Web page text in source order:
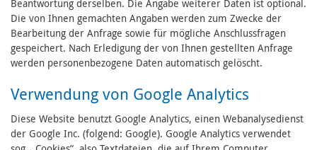
Beantwortung derselben. Die Angabe weiterer Daten ist optional.
Die von Ihnen gemachten Angaben werden zum Zwecke der
Bearbeitung der Anfrage sowie für mögliche Anschlussfragen
gespeichert. Nach Erledigung der von Ihnen gestellten Anfrage
werden personenbezogene Daten automatisch gelöscht.
Verwendung von Google Analytics
Diese Website benutzt Google Analytics, einen Webanalysedienst
der Google Inc. (folgend: Google). Google Analytics verwendet